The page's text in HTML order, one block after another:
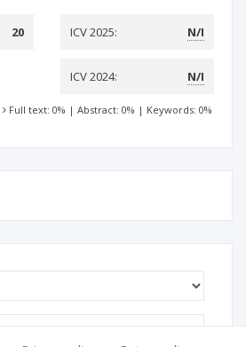
20 ICV 2025: N/I
ICV 2024: N/I
Full text: 0% | Abstract: 0% | Keywords: 0%